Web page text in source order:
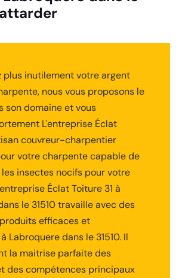
attarder
plus inutilement votre argent
nous vous proposons le
son domaine et vous
L'entreprise Éclat
couvreur-charpentier
votre charpente capable de
insectes nocifs pour votre
Éclat Toiture 31 à
le 31510 travaille avec des
efficaces et
Labroquere dans le 31510. Il
la maitrise parfaite des
des compétences principaux